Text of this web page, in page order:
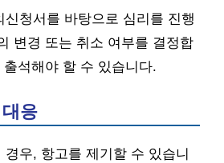
신청서를 바탕으로 심리를 진행
변경 또는 취소 여부를 결정합
석해야 할 수 있습니다.
응
경우, 항고를 제기할 수 있습니